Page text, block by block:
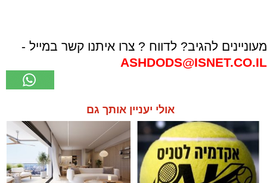
מעוניינים להגיב? לדווח ? צרו איתנו קשר במייל -
ASHDODS@ISNET.CO.IL
אולי יעניין אותך גם